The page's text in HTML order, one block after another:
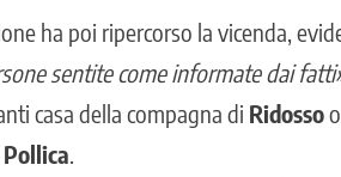
ha poi ripercorso la vicenda,
sentite come informate dai
casa della compagna di Ridosso
Pollica